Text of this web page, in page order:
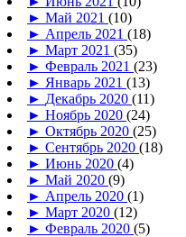
► Май 2021 (10)
► Апрель 2021 (18)
► Март 2021 (35)
► Февраль 2021 (23)
► Январь 2021 (13)
► Декабрь 2020 (11)
► Ноябрь 2020 (24)
► Октябрь 2020 (25)
► Сентябрь 2020 (18)
► Июнь 2020 (4)
► Май 2020 (9)
► Апрель 2020 (1)
► Март 2020 (12)
► Февраль 2020 (5)